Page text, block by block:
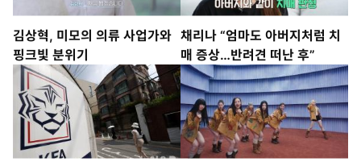
김상혁, 미모의 의류 사업가와
핑크빛 분위기
채리나 “엄마도 아버지처럼 치
매 증상…반려견 떠난 후”